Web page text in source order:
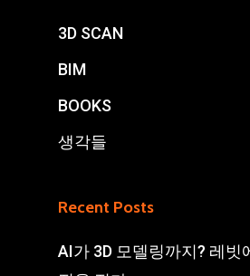
3D SCAN
BIM
BOOKS
생각들
Recent Posts
AI가 3D 모델링까지? 레빗